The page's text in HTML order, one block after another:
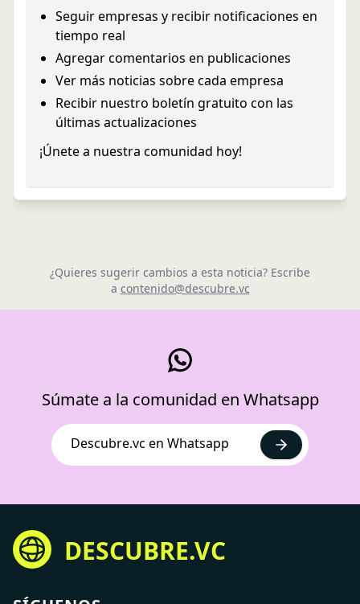
Seguir empresas y recibir notificaciones en
tiempo real
Agregar comentarios en publicaciones
Ver más noticias sobre cada empresa
Recibir nuestro boletín gratuito con las
últimas actualizaciones
¡Únete a nuestra comunidad hoy!
¿Quieres sugerir cambios a esta noticia? Escribe
a contenido@descubre.vc
Súmate a la comunidad en Whatsapp
Descubre.vc en Whatsapp
DESCUBRE.VC